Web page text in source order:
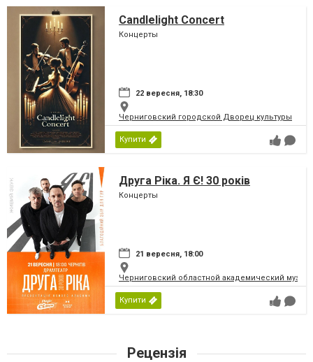
Candlelight Concert
Концерты
22 вересня, 18:30
Черниговский городской Дворец культуры
Купити
Друга Ріка. Я Є! 30 років
Концерты
21 вересня, 18:00
Черниговский областной академический
Купити
Рецензія